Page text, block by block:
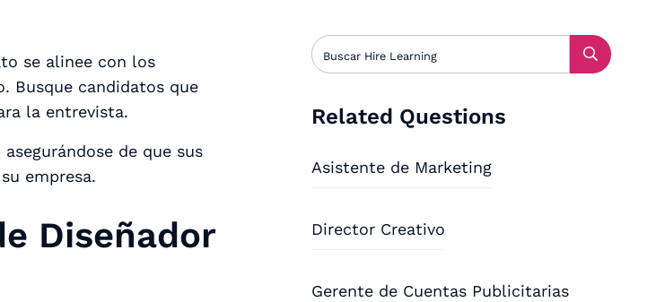
se alinee con los
Busque candidatos que
la entrevista.
de que sus
empresa.
Diseñador
Related Questions
Asistente de Marketing
Director Creativo
Gerente de Cuentas Publicitarias